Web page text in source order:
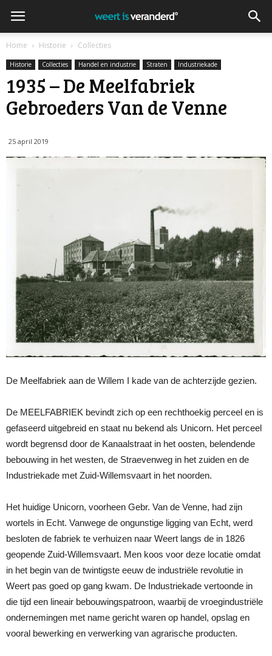
Home Historie Collecties
Historie Collecties Handel en industrie Straten Industriekade
1935 – De Meelfabriek
Gebroeders Van de Venne
25 april 2019
De Meelfabriek aan de Willem I kade van de achterzijde gezien.
De MEELFABRIEK bevindt zich op een rechthoekig perceel en is
gefaseerd uitgebreid en staat nu bekend als Unicorn. Het perceel
wordt begrensd door de Kanaalstraat in het oosten, belendende
bebouwing in het westen, de Straevenweg in het zuiden en de
Industriekade met Zuid-Willemsvaart in het noorden.
Het huidige Unicorn, voorheen Gebr. Van de Venne, had zijn
wortels in Echt. Vanwege de ongunstige ligging van Echt, werd
besloten de fabriek te verhuizen naar Weert langs de in 1826
geopende Zuid-Willemsvaart. Men koos voor deze locatie omdat
in het begin van de twintigste eeuw de industriële revolutie in
Weert pas goed op gang kwam. De Industriekade vertoonde in
die tijd een lineair bebouwingspatroon, waarbij de vroegindustriële
ondernemingen met name gericht waren op handel, opslag en
vooral bewerking en verwerking van agrarische producten.